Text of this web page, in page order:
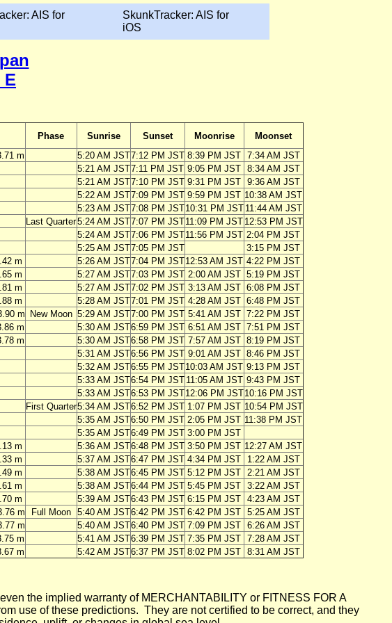
AIS for
SkunkTracker: AIS for
iOS
E
Phase Sunrise Sunset Moonrise
Moonset
m 5:20 AM JST7:12 PM JST 8:39 PM JST 7:34 AM JST
5:21 AM JST7:11 PM JST 9:05 PM JST 8:34 AM JST
5:21 AM JST7:10 PM JST 9:31 PM JST 9:36 AM JST
5:22 AM JST7:09 PM JST 9:59 PM JST 10:38 AM JST
5:23 AM JST7:08 PM JST10:31 PM JST 11:44 AM JST
Last Quarter5:24 AM JST7:07 PM JST11:09 PM JST 12:53 PM JST
5:24 AM JST7:06 PM JST11:56 PM JST 2:04 PM JST
5:25 AM JST7:05 PM JST
3:15 PM JST
m 5:26 AM JST7:04 PM JST12:53 AM JST 4:22 PM JST
m 5:27 AM JST7:03 PM JST 2:00 AM JST 5:19 PM JST
m 5:27 AM JST7:02 PM JST 3:13 AM JST 6:08 PM JST
m 5:28 AM JST7:01 PM JST 4:28 AM JST 6:48 PM JST
m New Moon 5:29 AM JST7:00 PM JST 5:41 AM JST 7:22 PM JST
m 5:30 AM JST6:59 PM JST 6:51 AM JST 7:51 PM JST
m 5:30 AM JST6:58 PM JST 7:57 AM JST 8:19 PM JST
5:31 AM JST6:56 PM JST 9:01 AM JST 8:46 PM JST
5:32 AM JST6:55 PM JST10:03 AM JST 9:13 PM JST
5:33 AM JST6:54 PM JST 11:05 AM JST 9:43 PM JST
5:33 AM JST6:53 PM JST12:06 PM JST10:16 PM JST
First Quarter5:34 AM JST6:52 PM JST 1:07 PM JST 10:54 PM JST
5:35 AM JST6:50 PM JST 2:05 PM JST 11:38 PM JST
5:35 AM JST6:49 PM JST 3:00 PM JST
m 5:36 AM JST6:48 PM JST 3:50 PM JST 12:27 AM JST
m 5:37 AM JST6:47 PM JST 4:34 PM JST
1:22 AM JST
m 5:38 AM JST6:45 PM JST 5:12 PM JST 2:21 AM JST
m 5:38 AM JST6:44 PM JST 5:45 PM JST 3:22 AM JST
m 5:39 AM JST6:43 PM JST 6:15 PM JST 4:23 AM JST
m Full Moon 5:40 AM JST6:42 PM JST 6:42 PM JST 5:25 AM JST
m 5:40 AM JST6:40 PM JST 7:09 PM JST 6:26 AM JST
m 5:41 AM JST6:39 PM JST 7:35 PM JST 7:28 AM JST
m 5:42 AM JST6:37 PM JST 8:02 PM JST 8:31 AM JST
the implied warranty of MERCHANTABILITY or FITNESS FOR A
use of these predictions. They are not certified to be correct, and they